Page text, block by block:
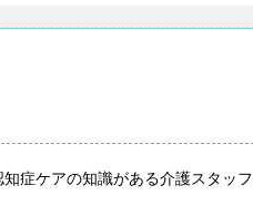
知症ケアの知識がある介護スタッ